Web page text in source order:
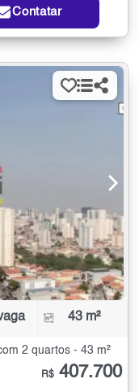
Contatar
43 m²
2 quartos - 43 m²
R$ 407.700